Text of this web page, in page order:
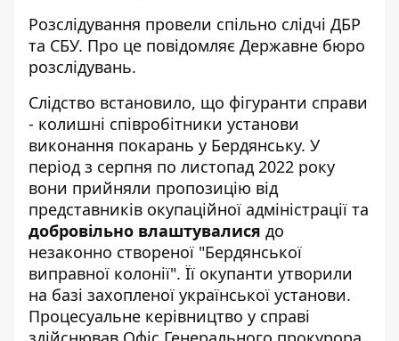
Розслідування провели спільно слідчі ДБР
та СБУ. Про це повідомляє Державне бюро
розслідувань.
Слідство встановило, що фігуранти справи
- колишні співробітники установи
виконання покарань у Бердянську. У
період з серпня по листопад 2022 року
вони прийняли пропозицію від
представників окупаційної адміністрації та
добровільно влаштувалися до
незаконно створеної "Бердянської
виправної колонії". Її окупанти утворили
на базі захопленої української установи.
Процесуальне керівництво у справі